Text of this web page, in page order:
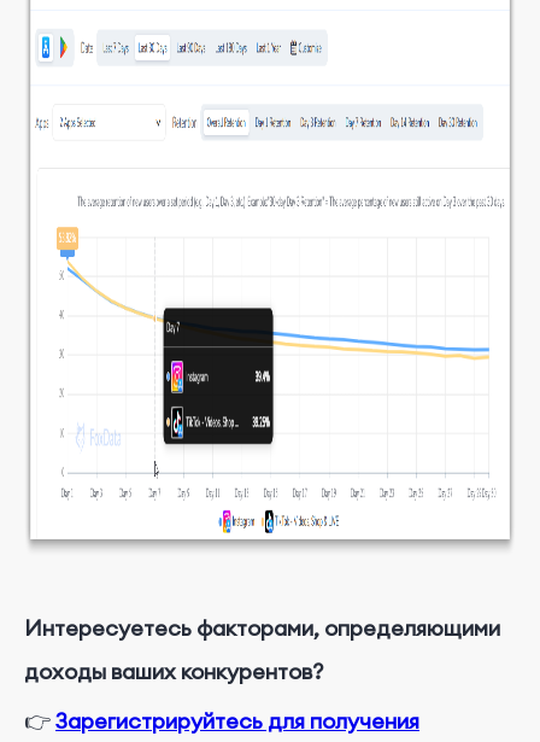
Интересуетесь факторами, определяющими
доходы ваших конкурентов?
👉Зарегистрируйтесь для получения